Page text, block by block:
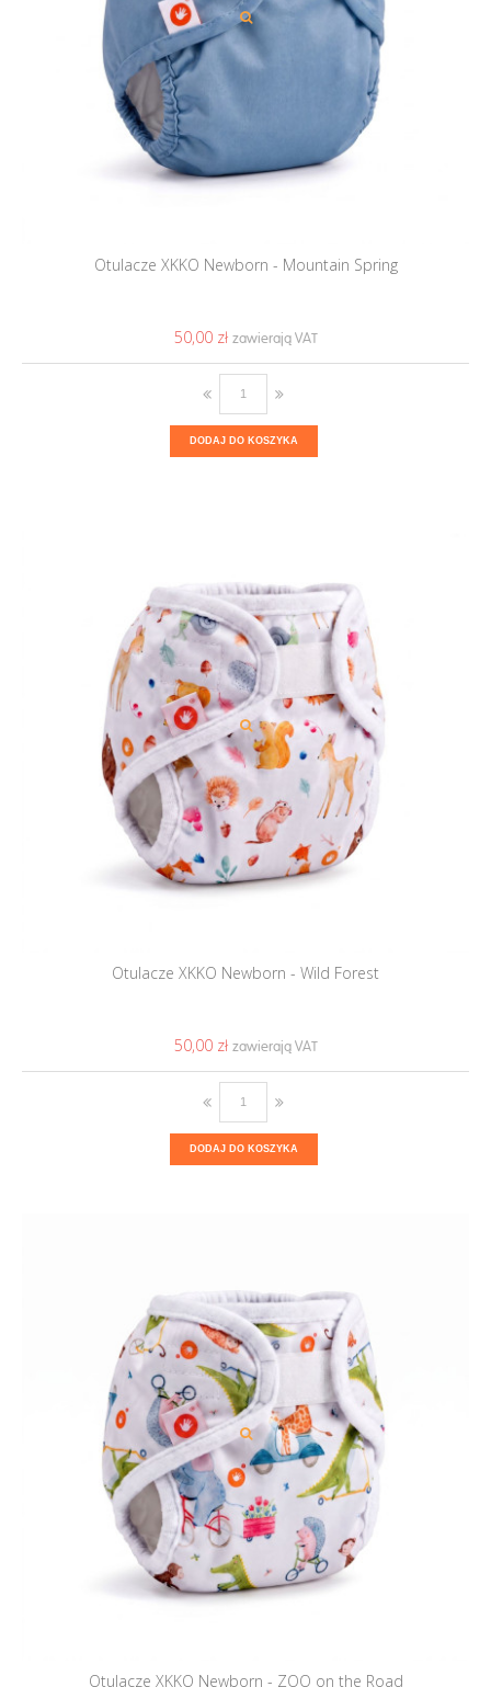
Otulacze XKKO Newborn - Mountain Spring
50,00 ‎zł
DODAJ DO KOSZYKA
Otulacze XKKO Newborn - Wild Forest
50,00 ‎zł
DODAJ DO KOSZYKA
Otulacze XKKO Newborn - ZOO on the Road